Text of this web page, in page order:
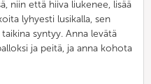
niin että hiiva liukenee, lisää
lyhyesti lusikalla, sen
syntyy. Anna levätä
ja peitä, ja anna kohota